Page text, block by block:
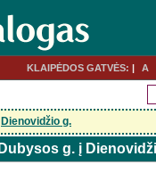
KLAIPĖDOS GATVĖS: A
Dienovidžio g.
g. į